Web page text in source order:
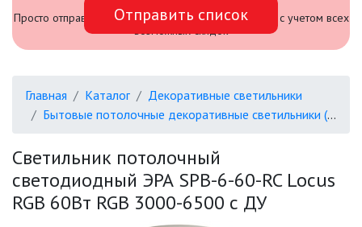
САДОВЫЙ ИНВЕНТАРЬ И
ИНСТРУМЕНТЫ
СВЕТИЛЬНИКИ «GEOMETRIA»
ПРОЖЕКТОРЫ
ФОНАРИ
Просто отправьте его нам и мы посчитаем стоимость с учетом всех
возможных скидок
Отправить список
Главная Каталог
Декоративные светильники
Бытовые потолочные декоративные светильники (SPB-6)
Светильник потолочный
светодиодный ЭРА SPB-6-60-RC Locus
RGB 60Вт RGB 3000-6500 с ДУ